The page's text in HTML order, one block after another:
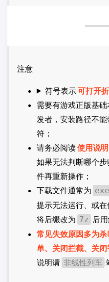
注意
符号表示可打开
需要有游戏正版基
发者，安装路径不
符；
请务必阅读使用说明
如果无法判断哪个
件再重新操作；
下载文件通常为 exe
提示无法运行、或在
将后缀改为 7z 后
常见失效原因多为
单、关闭拦截、关闭
说明请 非线性列车